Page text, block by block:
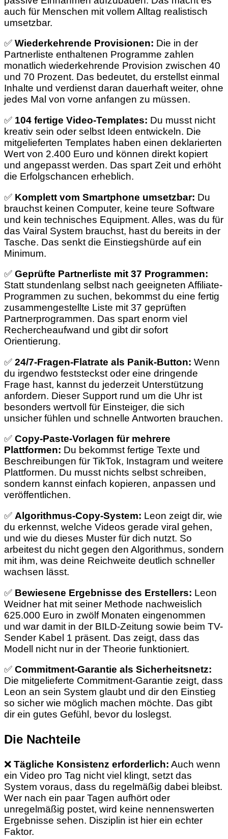
auch für Menschen mit vollem Alltag realistisch
umsetzbar.
✅ Wiederkehrende Provisionen: Die in der
Partnerliste enthaltenen Programme zahlen
monatlich wiederkehrende Provision zwischen 40
und 70 Prozent. Das bedeutet, du erstellst einmal
Inhalte und verdienst daran dauerhaft weiter, ohne
jedes Mal von vorne anfangen zu müssen.
✅ 104 fertige Video-Templates: Du musst nicht
kreativ sein oder selbst Ideen entwickeln. Die
mitgelieferten Templates haben einen deklarierten
Wert von 2.400 Euro und können direkt kopiert
und angepasst werden. Das spart Zeit und erhöht
die Erfolgschancen erheblich.
✅ Komplett vom Smartphone umsetzbar: Du
brauchst keinen Computer, keine teure Software
und kein technisches Equipment. Alles, was du für
das Vairal System brauchst, hast du bereits in der
Tasche. Das senkt die Einstiegshürde auf ein
Minimum.
✅ Geprüfte Partnerliste mit 37 Programmen:
Statt stundenlang selbst nach geeigneten Affiliate-
Programmen zu suchen, bekommst du eine fertig
zusammengestellte Liste mit 37 geprüften
Partnerprogrammen. Das spart enorm viel
Rechercheaufwand und gibt dir sofort
Orientierung.
✅ 24/7-Fragen-Flatrate als Panik-Button: Wenn
du irgendwo feststeckst oder eine dringende
Frage hast, kannst du jederzeit Unterstützung
anfordern. Dieser Support rund um die Uhr ist
besonders wertvoll für Einsteiger, die sich
unsicher fühlen und schnelle Antworten brauchen.
✅ Copy-Paste-Vorlagen für mehrere
Plattformen: Du bekommst fertige Texte und
Beschreibungen für TikTok, Instagram und weitere
Plattformen. Du musst nichts selbst schreiben,
sondern kannst einfach kopieren, anpassen und
veröffentlichen.
✅ Algorithmus-Copy-System: Leon zeigt dir, wie
du erkennst, welche Videos gerade viral gehen,
und wie du dieses Muster für dich nutzt. So
arbeitest du nicht gegen den Algorithmus, sondern
mit ihm, was deine Reichweite deutlich schneller
wachsen lässt.
✅ Bewiesene Ergebnisse des Erstellers: Leon
Weidner hat mit seiner Methode nachweislich
625.000 Euro in zwölf Monaten eingenommen
und war damit in der BILD-Zeitung sowie beim TV-
Sender Kabel 1 präsent. Das zeigt, dass das
Modell nicht nur in der Theorie funktioniert.
✅ Commitment-Garantie als Sicherheitsnetz:
Die mitgelieferte Commitment-Garantie zeigt, dass
Leon an sein System glaubt und dir den Einstieg
so sicher wie möglich machen möchte. Das gibt
dir ein gutes Gefühl, bevor du loslegst.
Die Nachteile
❌ Tägliche Konsistenz erforderlich: Auch wenn
ein Video pro Tag nicht viel klingt, setzt das
System voraus, dass du regelmäßig dabei bleibst.
Wer nach ein paar Tagen aufhört oder
unregelmäßig postet, wird keine nennenswerten
Ergebnisse sehen. Disziplin ist hier ein echter
Faktor.